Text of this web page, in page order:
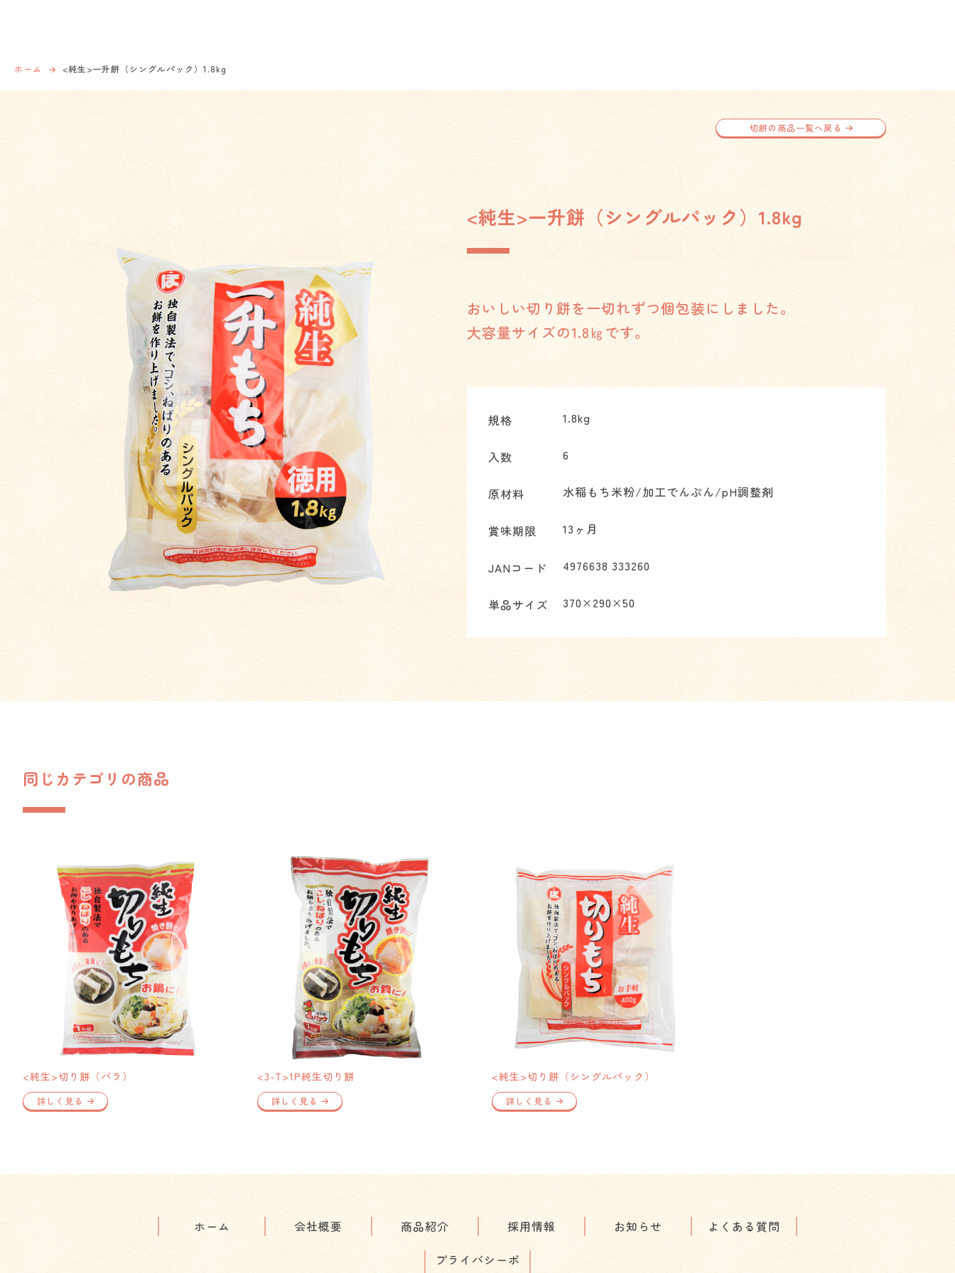
ホーム <純生>一升餅（シングルパック）1.8kg
切餅の商品一覧へ戻る
<純生>一升餅（シングルパック）1.8kg
おいしい切り餅を一切れずつ個包装にしました。
大容量サイズの1.8㎏です。
規格 1.8kg
入数 6
原材料 水稲もち米粉/加工でんぷん/pH調整剤
賞味期限 13ヶ月
JANコード 4976638 333260
単品サイズ 370×290×50
同じカテゴリの商品
<純生>切り餅（バラ）
詳しく見る
<3-T>1P純生切り餅
詳しく見る
<純生>切り餅（シングルパック）
詳しく見る
ホーム 会社概要 商品紹介 採用情報 お知らせ
よくある質問
プライバシーポ